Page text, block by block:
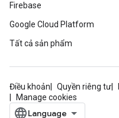
Firebase
Google Cloud Platform
Tất cả sản phẩm
Điều khoản Quyền riêng tư
Manage cookies